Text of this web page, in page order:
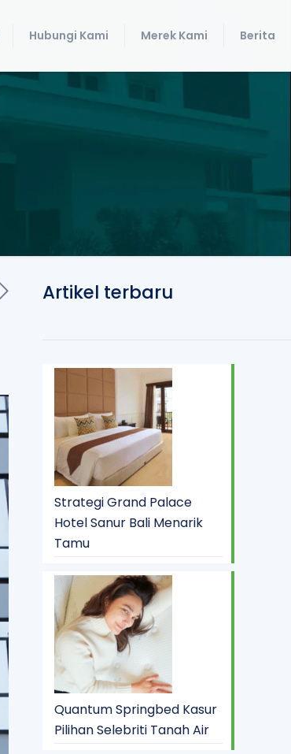
Hubungi Kami Merek Kami Berita
Artikel terbaru
Strategi Grand Palace
Hotel Sanur Bali Menarik
Tamu
Quantum Springbed Kasur
Pilihan Selebriti Tanah Air